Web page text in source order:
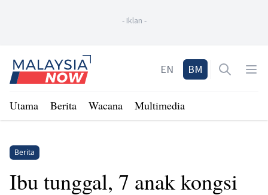
- Iklan -
Home
EN BM Open
Utama Berita Wacana Multimedia
Berita
Ibu tunggal, 7 anak kongsi